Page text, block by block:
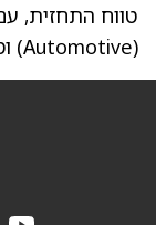
טווח התחזית,
(Automotive) ומרכזי הנתונים (Data Center).